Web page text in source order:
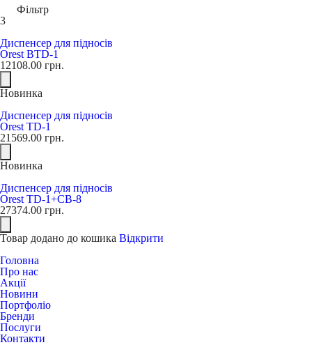
Фільтр
3
Диспенсер для підносів
Orest BTD-1
12108.00 грн.
Новинка
Диспенсер для підносів
Orest TD-1
21569.00 грн.
Новинка
Диспенсер для підносів
Orest TD-1+CB-8
27374.00 грн.
Товар додано до кошика Відкрити
Головна
Про нас
Акції
Новини
Портфоліо
Бренди
Послуги
Контакти